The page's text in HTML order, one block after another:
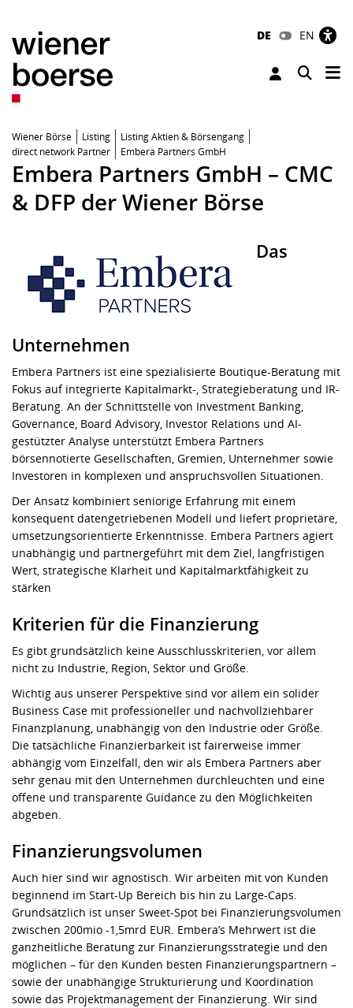
DE EN
Toggle
Wiener Börse Listing
Listing Aktien & Börsengang
direct network Partner
Embera Partners GmbH
Embera Partners GmbH – CMC
& DFP der Wiener Börse
Das
Unternehmen
Embera Partners ist eine spezialisierte Boutique-Beratung mit
Fokus auf integrierte Kapitalmarkt-, Strategieberatung und IR-
Beratung. An der Schnittstelle von Investment Banking,
Governance, Board Advisory, Investor Relations und AI-
gestützter Analyse unterstützt Embera Partners
börsennotierte Gesellschaften, Gremien, Unternehmer sowie
Investoren in komplexen und anspruchsvollen Situationen.
Der Ansatz kombiniert seniorige Erfahrung mit einem
konsequent datengetriebenen Modell und liefert proprietäre,
umsetzungsorientierte Erkenntnisse. Embera Partners agiert
unabhängig und partnergeführt mit dem Ziel, langfristigen
Wert, strategische Klarheit und Kapitalmarktfähigkeit zu
stärken
Kriterien für die Finanzierung
Es gibt grundsätzlich keine Ausschlusskriterien, vor allem
nicht zu Industrie, Region, Sektor und Größe.
Wichtig aus unserer Perspektive sind vor allem ein solider
Business Case mit professioneller und nachvollziehbarer
Finanzplanung, unabhängig von den Industrie oder Größe.
Die tatsächliche Finanzierbarkeit ist fairerweise immer
abhängig vom Einzelfall, den wir als Embera Partners aber
sehr genau mit den Unternehmen durchleuchten und eine
offene und transparente Guidance zu den Möglichkeiten
abgeben.
Finanzierungsvolumen
Auch hier sind wir agnostisch. Wir arbeiten mit von Kunden
beginnend im Start-Up Bereich bis hin zu Large-Caps.
Grundsätzlich ist unser Sweet-Spot bei Finanzierungsvolumen
zwischen 200mio -1,5mrd EUR. Embera’s Mehrwert ist die
ganzheitliche Beratung zur Finanzierungsstrategie und den
möglichen – für den Kunden besten Finanzierungspartnern –
sowie der unabhängige Strukturierung und Koordination
sowie das Projektmanagement der Finanzierung. Wir sind